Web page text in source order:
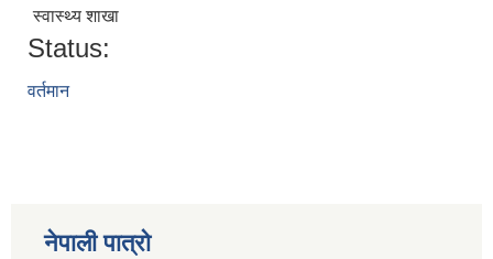
स्वास्थ्य शाखा
Status:
वर्तमान
नेपाली पात्रो